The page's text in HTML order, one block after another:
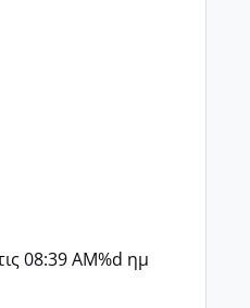
08:39 AM%d ημ